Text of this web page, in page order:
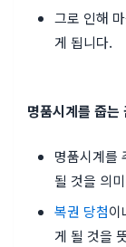
그로 인해
게 됩니다.
명품시계를 줍는
명품시계를
될 것을 의
복권 당첨이
게 될 것을